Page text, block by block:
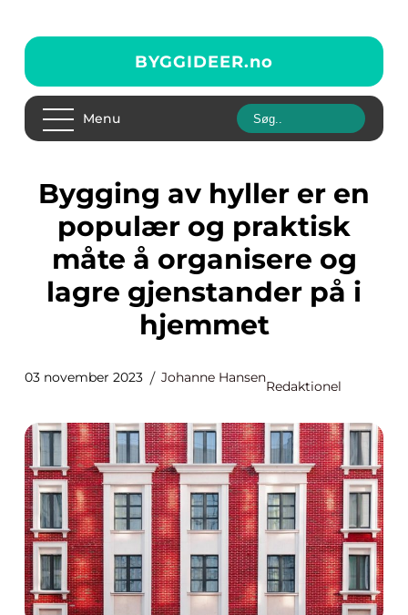
BYGGIDEER.no
Menu
Bygging av hyller er en
populær og praktisk
måte å organisere og
lagre gjenstander på i
hjemmet
03 november 2023 Johanne Hansen
Redaktionel